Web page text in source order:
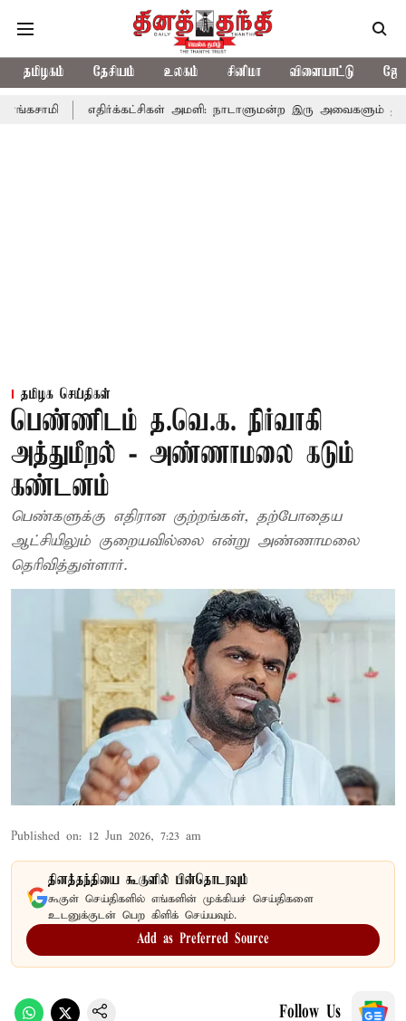
தமிழகம் தேசியம் உலகம் சினிமா விளையாட்டு
எதிர்க்கட்சிகள் அமளி: நாடாளுமன்ற இரு அவைகளும்
தமிழக செய்திகள்
பெண்ணிடம் த.வெ.க. நிர்வாகி
அத்துமீறல் - அண்ணாமலை கடும்
கண்டனம்
பெண்களுக்கு எதிரான குற்றங்கள், தற்போதைய
ஆட்சியிலும் குறையவில்லை என்று அண்ணாமலை
தெரிவித்துள்ளார்.
Published on: 12 Jun 2026, 7:23 am
தினத்தந்தியை கூகுளில் பின்தொடரவும்
கூகுள் செய்திகளில் எங்களின் முக்கியச் செய்திகளை
உடனுக்குடன் பெற கிளிக் செய்யவும்.
Add as Preferred Source
Follow Us